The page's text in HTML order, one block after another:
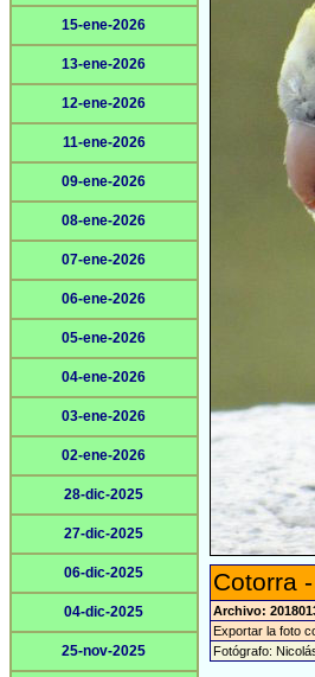
15-ene-2026
13-ene-2026
12-ene-2026
11-ene-2026
09-ene-2026
08-ene-2026
07-ene-2026
06-ene-2026
05-ene-2026
04-ene-2026
03-ene-2026
02-ene-2026
28-dic-2025
27-dic-2025
06-dic-2025
04-dic-2025
25-nov-2025
Cotorra
Archivo:
Exportar la foto
Fotógrafo: